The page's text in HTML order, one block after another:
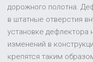
дорожного полотна.
в штатные отверстия
установке дефлектора
изменений в
крепятся таким